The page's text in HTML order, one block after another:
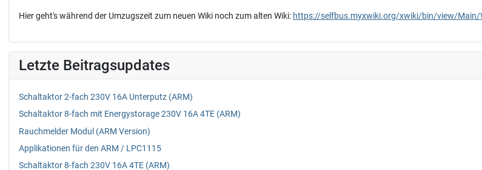
Hier geht's während der Umzugszeit zum neuen Wiki noch zum alten Wiki: https://selfbus.myxwiki.org/xwiki/bin/view/Main/
Letzte Beitragsupdates
Schaltaktor 2-fach 230V 16A Unterputz (ARM)
Schaltaktor 8-fach mit Energystorage 230V 16A 4TE (ARM)
Rauchmelder Modul (ARM Version)
Applikationen für den ARM / LPC1115
Schaltaktor 8-fach 230V 16A 4TE (ARM)